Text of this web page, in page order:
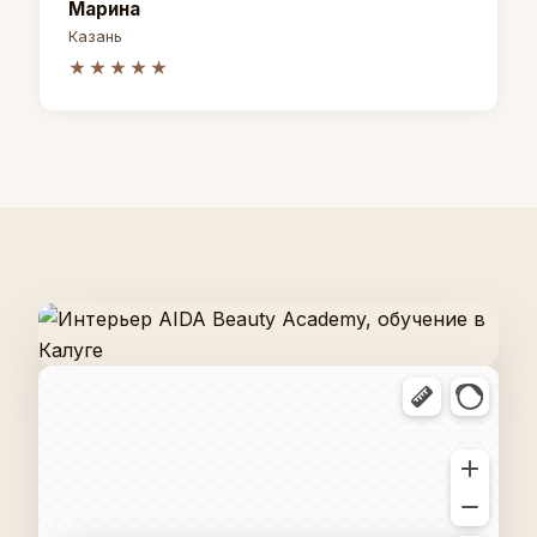
Марина
Казань
★★★★★